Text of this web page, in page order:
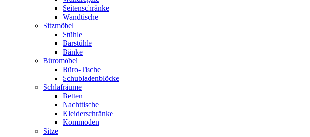
Seitenschränke
Wandtische
Sitzmöbel
Stühle
Barstühle
Bänke
Büromöbel
Büro-Tische
Schubladenblöcke
Schlafräume
Betten
Nachttische
Kleiderschränke
Kommoden
Sitze